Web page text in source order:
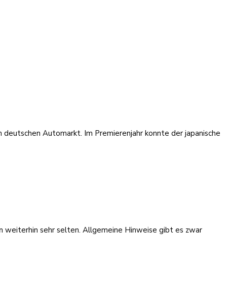
Automarkt. Im Premierenjahr konnte der japanische
sehr selten. Allgemeine Hinweise gibt es zwar